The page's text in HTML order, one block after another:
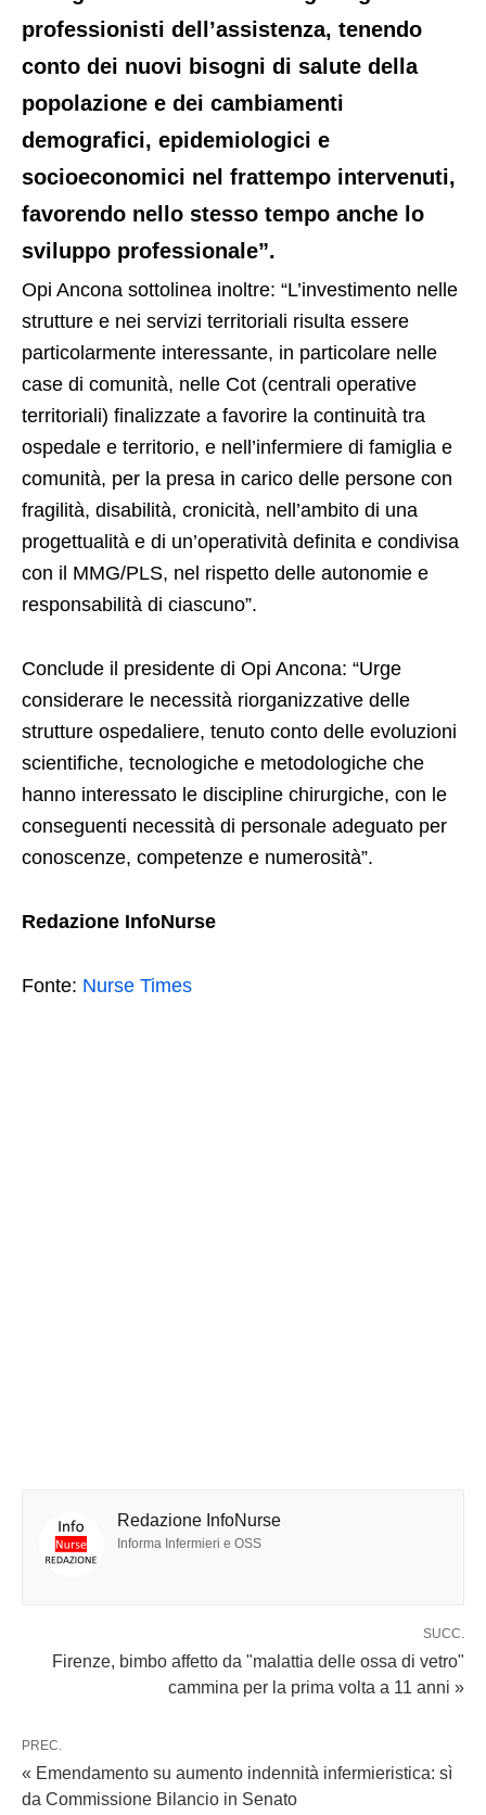
professionisti dell’assistenza, tenendo
conto dei nuovi bisogni di salute della
popolazione e dei cambiamenti
demografici, epidemiologici e
socioeconomici nel frattempo intervenuti,
favorendo nello stesso tempo anche lo
sviluppo professionale”.
Opi Ancona sottolinea inoltre: “L’investimento nelle
strutture e nei servizi territoriali risulta essere
particolarmente interessante, in particolare nelle
case di comunità, nelle Cot (centrali operative
territoriali) finalizzate a favorire la continuità tra
ospedale e territorio, e nell’infermiere di famiglia e
comunità, per la presa in carico delle persone con
fragilità, disabilità, cronicità, nell’ambito di una
progettualità e di un’operatività definita e condivisa
con il MMG/PLS, nel rispetto delle autonomie e
responsabilità di ciascuno”.
Conclude il presidente di Opi Ancona: “Urge
considerare le necessità riorganizzative delle
strutture ospedaliere, tenuto conto delle evoluzioni
scientifiche, tecnologiche e metodologiche che
hanno interessato le discipline chirurgiche, con le
conseguenti necessità di personale adeguato per
conoscenze, competenze e numerosità”.
Redazione InfoNurse
Fonte: Nurse Times
Redazione InfoNurse
Informa Infermieri e OSS
SUCC.
Firenze, bimbo affetto da "malattia delle ossa di vetro"
cammina per la prima volta a 11 anni »
PREC.
« Emendamento su aumento indennità infermieristica: sì
da Commissione Bilancio in Senato